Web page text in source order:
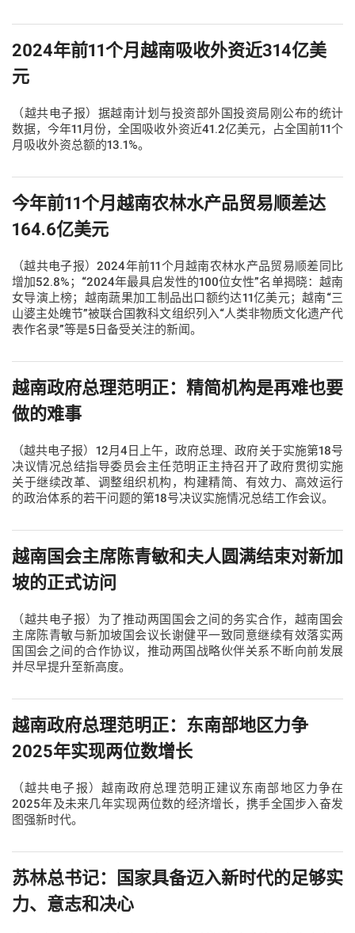
2024年前11个月越南吸收外资近314亿美
元
（越共电子报）据越南计划与投资部外国投资局刚公布的统计
数据，今年11月份，全国吸收外资近41.2亿美元，占全国前11个
月吸收外资总额的13.1%。
今年前11个月越南农林水产品贸易顺差达
164.6亿美元
（越共电子报）2024年前11个月越南农林水产品贸易顺差同比
增加52.8%；“2024年最具启发性的100位女性”名单揭晓：越南
女导演上榜；越南蔬果加工制品出口额约达11亿美元；越南“三
山婆主处魄节”被联合国教科文组织列入“人类非物质文化遗产代
表作名录”等是5日备受关注的新闻。
越南政府总理范明正：精简机构是再难也要
做的难事
（越共电子报）12月4日上午，政府总理、政府关于实施第18号
决议情况总结指导委员会主任范明正主持召开了政府贯彻实施
关于继续改革、调整组织机构，构建精简、有效力、高效运行
的政治体系的若干问题的第18号决议实施情况总结工作会议。
越南国会主席陈青敏和夫人圆满结束对新加
坡的正式访问
（越共电子报）为了推动两国国会之间的务实合作，越南国会
主席陈青敏与新加坡国会议长谢健平一致同意继续有效落实两
国国会之间的合作协议，推动两国战略伙伴关系不断向前发展
并尽早提升至新高度。
越南政府总理范明正：东南部地区力争
2025年实现两位数增长
（越共电子报）越南政府总理范明正建议东南部地区力争在
2025年及未来几年实现两位数的经济增长，携手全国步入奋发
图强新时代。
苏林总书记：国家具备迈入新时代的足够实
力、意志和决心